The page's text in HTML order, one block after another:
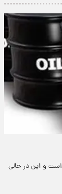
است و این در حالی